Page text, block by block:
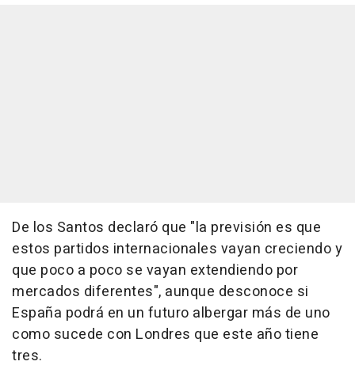
De los Santos declaró que "la previsión es que
estos partidos internacionales vayan creciendo y
que poco a poco se vayan extendiendo por
mercados diferentes", aunque desconoce si
España podrá en un futuro albergar más de uno
como sucede con Londres que este año tiene
tres.